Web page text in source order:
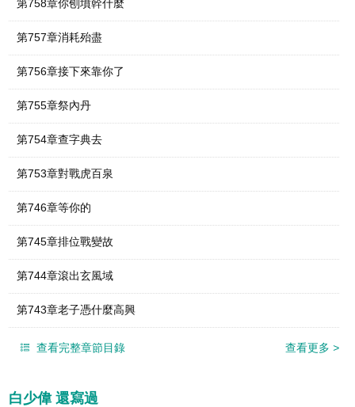
第758章你刨墳幹什麼
第757章消耗殆盡
第756章接下來靠你了
第755章祭內丹
第754章查字典去
第753章對戰虎百泉
第746章等你的
第745章排位戰變故
第744章滾出玄風域
第743章老子憑什麼高興
查看完整章節目錄 查看更多 >
白少偉 還寫過